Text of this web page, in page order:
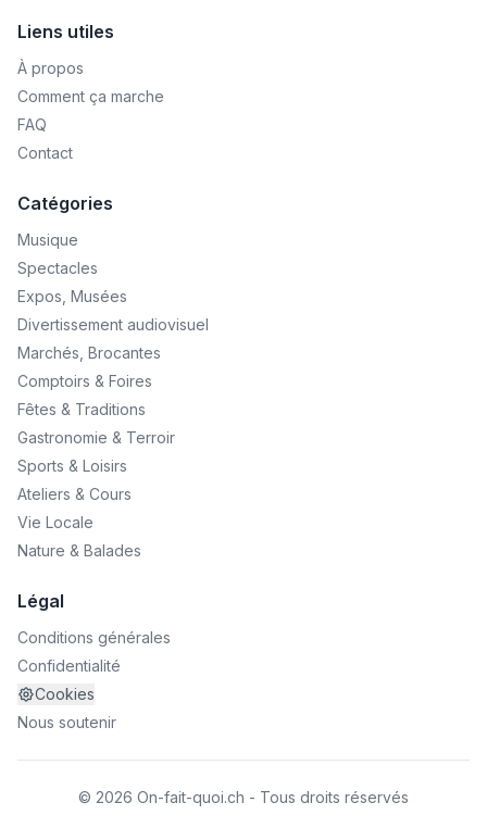
Liens utiles
À propos
Comment ça marche
FAQ
Contact
Catégories
Musique
Spectacles
Expos, Musées
Divertissement audiovisuel
Marchés, Brocantes
Comptoirs & Foires
Fêtes & Traditions
Gastronomie & Terroir
Sports & Loisirs
Ateliers & Cours
Vie Locale
Nature & Balades
Légal
Conditions générales
Confidentialité
Cookies
Nous soutenir
© 2026 On-fait-quoi.ch - Tous droits réservés